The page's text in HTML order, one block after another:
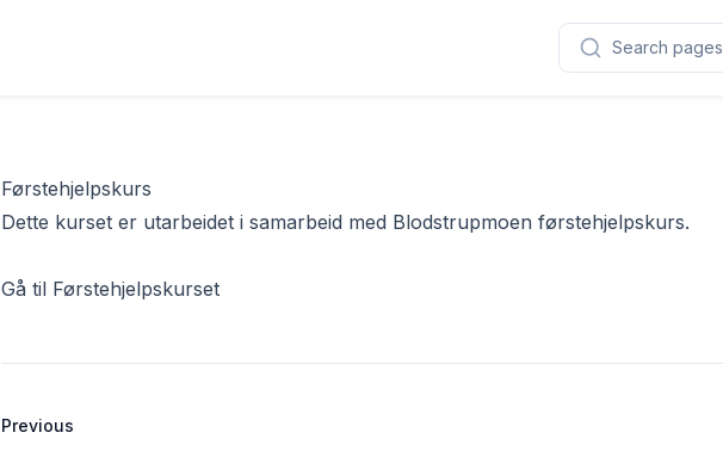
Search pages
Førstehjelpskurs
Dette kurset er utarbeidet i samarbeid med Blodstrupmoen førstehjelpskurs.
Gå til Førstehjelpskurset
Previous